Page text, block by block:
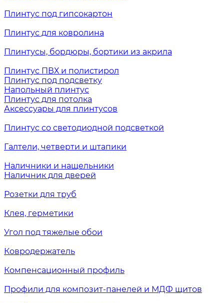
Плинтус под гипсокартон
Плинтус для ковролина
Плинтусы, бордюры, бортики из акрила
Плинтус ПВХ и полистирол
Плинтус под подсветку
Напольный плинтус
Плинтус для потолка
Аксессуары для плинтусов
Плинтус со светодиодной подсветкой
Галтели, четверти и штапики
Наличники и нащельники
Наличник для дверей
Розетки для труб
Клея, герметики
Угол под тяжелые обои
Ковродержатель
Компенсационный профиль
Профили для композит-панелей и МДФ щитов